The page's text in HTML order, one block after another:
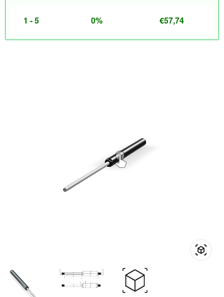
1 - 5 0% €57,74